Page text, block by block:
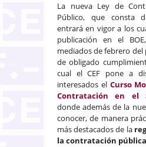
La nueva Ley de
Público, que consta
entrará en vigor a los
publicación en el
mediados de febrero
de obligado
cual el CEF pone a
interesados el Curso
Contratación en el
donde además de la
conocer, de manera
más destacados de la
la contratación pública